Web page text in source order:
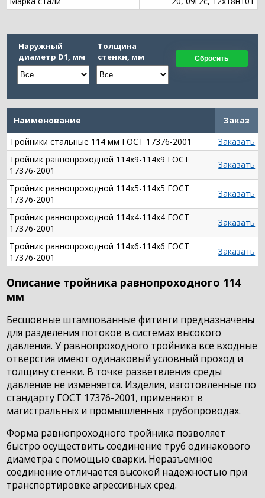
Наружный
диаметр D1, мм
Толщина
стенки, мм
Сбросить
Наименование
Заказ
Тройники стальные 114 мм ГОСТ 17376-2001
Заказать
Тройник равнопроходной 114х9-114х9 ГОСТ
17376-2001
Заказать
Тройник равнопроходной 114х5-114х5 ГОСТ
17376-2001
Заказать
Тройник равнопроходной 114х4-114х4 ГОСТ
17376-2001
Заказать
Тройник равнопроходной 114х6-114х6 ГОСТ
17376-2001
Заказать
Описание тройника равнопроходного 114
мм
Бесшовные штампованные фитинги предназначены
для разделения потоков в системах высокого
давления. У равнопроходного тройника все входные
отверстия имеют одинаковый условный проход и
толщину стенки. В точке разветвления среды
давление не изменяется. Изделия, изготовленные по
стандарту ГОСТ 17376-2001, применяют в
магистральных и промышленных трубопроводах.
Форма равнопроходного тройника позволяет
быстро осуществить соединение труб одинакового
диаметра с помощью сварки. Неразъемное
соединение отличается высокой надежностью при
транспортировке агрессивных сред.